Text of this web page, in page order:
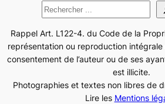
Rechercher
Rappel Art. L122-4. du Code de la
représentation ou reproduction
consentement de l’auteur ou de ses
est illicite.
Photographies et textes non libres de
Lire les Mentions